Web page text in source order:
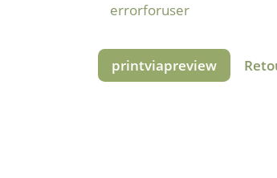
errorforuser
printviapreview